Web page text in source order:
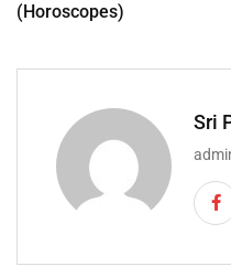
(Horoscopes)
Sri